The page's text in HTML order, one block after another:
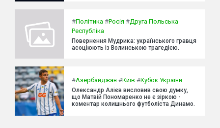
#Політика #Росія #Друга Польська
Республіка
Повернення Мудрика: українського гравця
асоціюють із Волинською трагедією.
#Азербайджан #Київ #Кубок України
Олександр Алієв висловив свою думку,
що Матвій Пономаренко не є зіркою -
коментар колишнього футболіста Динамо.